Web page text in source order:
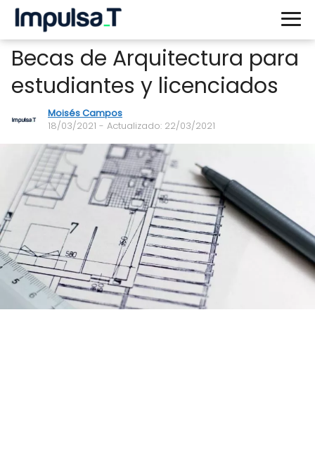
Becas de Arquitectura para
estudiantes y licenciados
Moisés Campos
18/03/2021 - Actualizado: 22/03/2021